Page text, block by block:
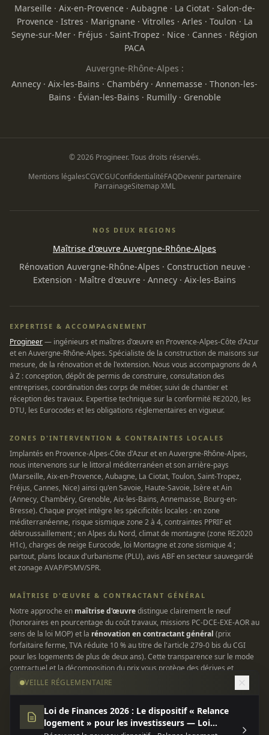
Marseille· Aix-en-Provence· Aubagne· La Ciotat· Salon-de-
Provence· Istres · Marignane· Vitrolles · Arles · Toulon · La
Seyne-sur-Mer · Fréjus · Saint-Tropez · Nice · Cannes · Région
PACA
Auvergne-Rhône-Alpes :
Annecy · Aix-les-Bains · Chambéry · Annemasse · Thonon-les-
Bains · Évian-les-Bains · Rumilly· Grenoble
© 2026 Progineer. Tous droits réservés.
Mentions légalesCGVCGUConfidentialitéFAQDevenir partenaire
ParrainageSitemap XML
NOS DEUX REGIONS
Maîtrise d'œuvre Auvergne-Rhône-Alpes
Rénovation Auvergne-Rhône-Alpes · Construction neuve·
Extension · Maître d'œuvre · Annecy · Aix-les-Bains
EXPERTISE & ACCOMPAGNEMENT
Progineer— ingénieurs et maîtres d'œuvre en Provence-Alpes-Côte d'Azur
et en Auvergne-Rhône-Alpes. Spécialiste de la construction de maisons sur
mesure, de la rénovation et de l'extension. Nous vous accompagnons de A
à Z : conception, dépôt de permis de construire, consultation des
entreprises, coordination des corps de métier, suivi de chantier et
réception des travaux. Expertise technique sur la conformité RE2020, les
DTU, les Eurocodes et les obligations réglementaires en vigueur.
ZONES D'INTERVENTION & CONTRAINTES LOCALES
Implantés en Provence-Alpes-Côte d'Azur et en Auvergne-Rhône-Alpes,
nous intervenons sur le littoral méditerranéen et son arrière-pays
(Marseille, Aix-en-Provence, Aubagne, La Ciotat, Toulon, Saint-Tropez,
Fréjus, Cannes, Nice) ainsi qu'en Savoie, Haute-Savoie, Isère et Ain
(Annecy, Chambéry, Grenoble, Aix-les-Bains, Annemasse, Bourg-en-
Bresse). Chaque projet intègre les spécificités locales : en zone
méditerranéenne, risque sismique zone 2 à 4, contraintes PPRIF et
débroussaillement ; en Alpes du Nord, climat de montagne (zone RE2020
H1c), charges de neige Eurocode, loi Montagne et zone sismique 4 ;
partout, plans locaux d'urbanisme (PLU), avis ABF en secteur sauvegardé
et zonage AVAP/PSMV/SPR.
MAÎTRISE D'ŒUVRE & CONTRACTANT GÉNÉRAL
Notre approche en maîtrise d'œuvredistingue clairement le neuf
(honoraires en pourcentage du coût travaux, missions PC-DCE-EXE-AOR au
sens de la loi MOP) et la rénovation en contractant général (prix
forfaitaire ferme, TVA réduite 10 % au titre de l'article 279-0 bis du CGI
pour les logements de plus de deux ans). Cette transparence sur le mode
contractuel et la décomposition du prix vous protège des dérives et
garantit une enveloppe maîtrisée. Tous nos chantiers sont couverts par
INFORMATIONS LÉGALES
VEILLE RÉGLEMENTAIRE
Loi de Finances 2026 : Le dispositif « Relance
logement » pour les investisseurs — Loi